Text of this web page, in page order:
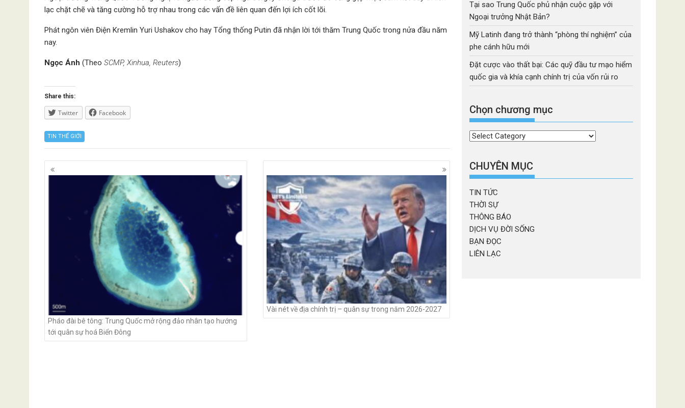
lạc chặt chẽ và tăng cường hỗ trợ nhau trong các vấn đề liên quan đến lợi ích cốt lõi.
Phát ngôn viên Điện Kremlin Yuri Ushakov cho hay Tổng thống Putin đã nhận lời tới thăm Trung Quốc trong nửa đầu năm
nay.
Ngọc Ánh (Theo SCMP, Xinhua, Reuters)
Share this:
Twitter Facebook
TIN THẾ GIỚI
Posts
navigation
Pháo đài bê tông: Trung Quốc mở rộng đảo nhân tạo hướng
tới quân sự hoá Biển Đông
Vài nét về địa chính trị – quân sự trong năm 2026-2027
Tại sao Trung Quốc phủ nhận cuộc gặp với
Ngoại trưởng Nhật Bản?
Mỹ Latinh đang trở thành “phòng thí nghiệm” của
phe cánh hữu mới
Đặt cược vào thất bại: Các quỹ đầu tư mạo hiểm
quốc gia và khía cạnh chính trị của vốn rủi ro
Chọn chương mục
Chọn
mục
CHUYÊN MỤC
TIN TỨC
THỜI SỰ
THÔNG BÁO
DỊCH VỤ ĐỜI SỐNG
BẠN ĐỌC
LIÊN LẠC